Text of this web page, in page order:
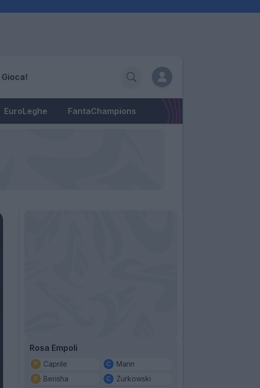
Gioca!
EuroLeghe FantaChampions
Rosa Empoli
Caprile
Berisha
Marin
Zurkowski